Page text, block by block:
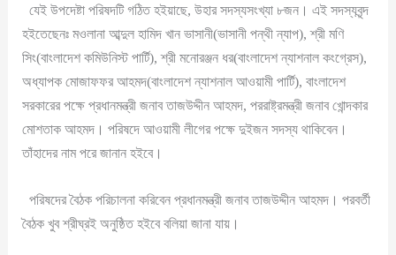
যেই উপদেষ্টা পরিষদটি গঠিত হইয়াছে, উহার সদস্যসংখ্যা ৮জন। এই সদস্যবৃন্দ
হইতেছেনঃ মওলানা আব্দুল হামিদ খান ভাসানী(ভাসানী পন্থী ন্যাপ), শ্রী মণি
সিং(বাংলাদেশ কমিউনিস্ট পার্টি), শ্রী মনোরঞ্জন ধর(বাংলাদেশ ন্যাশনাল কংগ্রেস),
অধ্যাপক মোজাফফর আহমদ(বাংলাদেশ ন্যাশনাল আওয়ামী পার্টি), বাংলাদেশ
সরকারের পক্ষে প্রধানমন্ত্রী জনাব তাজউদ্দীন আহমদ, পররাষ্ট্রমন্ত্রী জনাব খোন্দকার
মোশতাক আহমদ। পরিষদে আওয়ামী লীগের পক্ষে দুইজন সদস্য থাকিবেন।
তাঁহাদের নাম পরে জানান হইবে।
পরিষদের বৈঠক পরিচালনা করিবেন প্রধানমন্ত্রী জনাব তাজউদ্দীন আহমদ। পরবর্তী
বৈঠক খুব শ্রীঘ্রই অনুষ্ঠিত হইবে বলিয়া জানা যায়।